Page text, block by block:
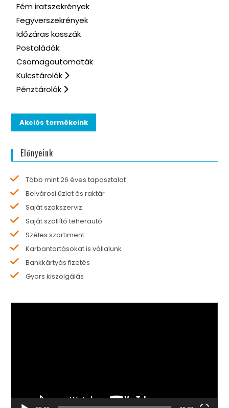
Fém iratszekrények
Fegyverszekrények
Időzáras kasszák
Postaládák
Csomagautomaták
Kulcstárolók
Pénztárolók
Akciós termékeink
Előnyeink
Több mint 26 éves tapasztalat
Belvárosi üzlet és raktár
Saját szakszerviz
Saját szállító teherautó
Széles szortiment
Karbantartásokat is vállalunk
Bankkártyás fizetés
Gyors kiszolgálás